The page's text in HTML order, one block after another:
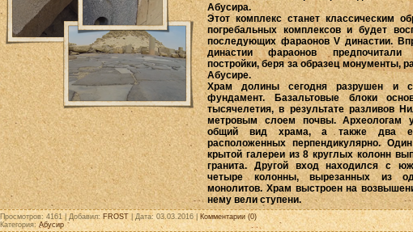
Абусира.
Этот комплекс станет классическим
погребальных комплексов и будет
последующих фараонов V династии.
династии фараонов предпочитали
постройки, беря за образец монументы,
Абусире.
Храм долины сегодня разрушен и
фундамент. Базальтовые блоки
тысячелетия, в результате разливов
метровым слоем почвы. Археологам
общий вид храма, а также два
расположенных перпендикулярно.
крытой галереи из 8 круглых колонн
гранита. Другой вход находился с
четыре колонны, вырезанных из
монолитов. Храм выстроен на
нему вели ступени.
Просмотров: 4161 | Добавил: FROST | Дата:03.03.2016| Комментарии (0)
Категория:Абусир